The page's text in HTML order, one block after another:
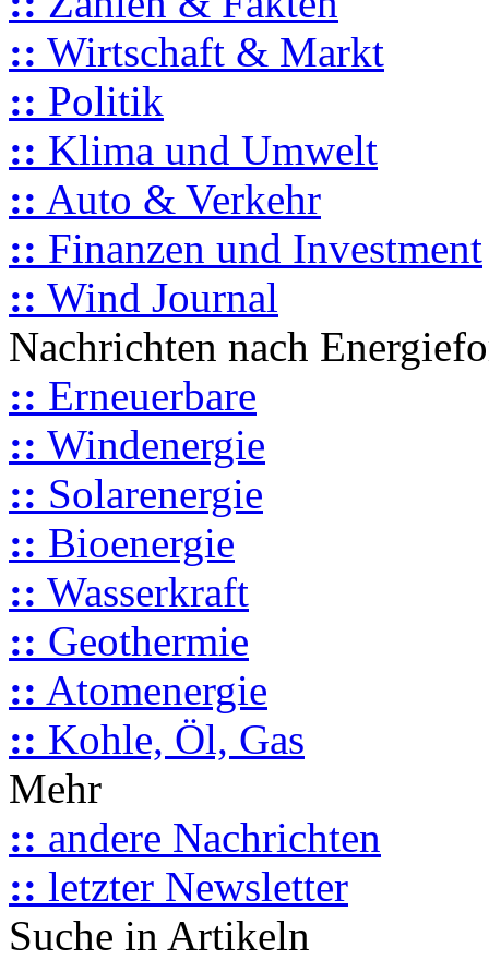
:: Wirtschaft & Markt
:: Politik
:: Klima und Umwelt
:: Auto & Verkehr
:: Finanzen und Investment
:: Wind Journal
Nachrichten nach
:: Erneuerbare
:: Windenergie
:: Solarenergie
:: Bioenergie
:: Wasserkraft
:: Geothermie
:: Atomenergie
:: Kohle, Öl, Gas
Mehr
:: andere Nachrichten
:: letzter Newsletter
Suche in Artikeln